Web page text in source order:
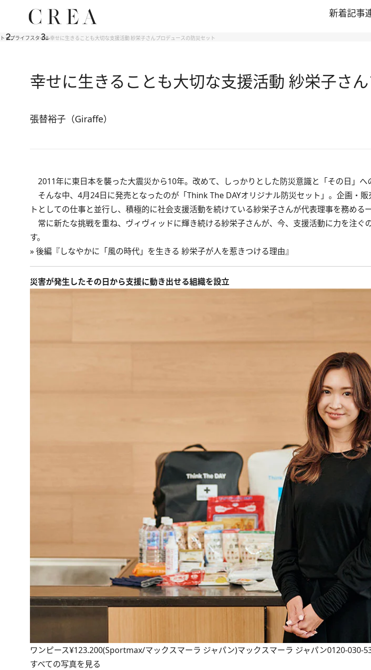
新着記事
トップライフスタイル幸せに生きることも大切な支援活動 紗栄子さんプロデュースの防災セット
幸せに生きることも大切な支援活動 紗栄子さ
張替裕子（Giraffe）
2011年に東日本を襲った大震災から10年。改めて、しっかりとした防災意識と「その日」へ
そんな中、4月24日に発売となったのが「Think The DAYオリジナル防災セット」。企画・
トとしての仕事と並行し、積極的に社会支援活動を続けている紗栄子さんが代表理事を務める
常に新たな挑戦を重ね、ヴィヴィッドに輝き続ける紗栄子さんが、今、支援活動に力を注ぐ
す。
» 後編 『しなやかに「風の時代」を生きる 紗栄子が人を惹きつける理由』
災害が発生したその日から支援に動き出せる組織を設立
ワンピース¥123.200(Sportmax/マックスマーラ ジャパン)マックスマーラ ジャパン0120-030-
すべての写真を見る